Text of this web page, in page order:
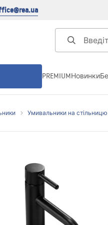
PREMIUMНовинки
Умивальники на стільницю